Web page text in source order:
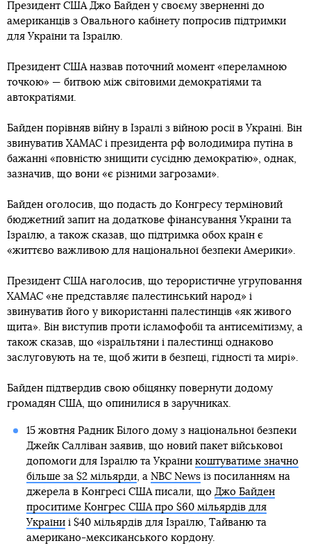
Президент США Джо Байден у своєму зверненні до
американців з Овального кабінету попросив підтримки
для України та Ізраїлю.
Президент США назвав поточний момент «переламною
точкою» — битвою між світовими демократіями та
автократіями.
Байден порівняв війну в Ізраїлі з війною росії в Україні. Він
звинуватив ХАМАС і президента рф володимира путіна в
бажанні «повністю знищити сусідню демократію», однак,
зазначив, що вони «є різними загрозами».
Байден оголосив, що подасть до Конгресу терміновий
бюджетний запит на додаткове фінансування України та
Ізраїлю, а також сказав, що підтримка обох країн є
«життєво важливою для національної безпеки Америки».
Президент США наголосив, що терористичне угруповання
ХАМАС «не представляє палестинський народ» і
звинуватив його у використанні палестинців «як живого
щита». Він виступив проти ісламофобії та антисемітизму, а
також сказав, що «ізраїльтяни і палестинці однаково
заслуговують на те, щоб жити в безпеці, гідності та мирі».
Байден підтвердив свою обіцянку повернути додому
громадян США, що опинилися в заручниках.
15 жовтня Радник Білого дому з національної безпеки
Джейк Салліван заявив, що новий пакет військової
допомоги для Ізраїлю та України коштуватиме значно
більше за $2 мільярди, а NBC Newsіз посиланням на
джерела в Конгресі США писали, що Джо Байден
проситиме Конгрес США про $60 мільярдів для
Україниі $40 мільярдів для Ізраїлю, Тайваню та
американо-мексиканського кордону.